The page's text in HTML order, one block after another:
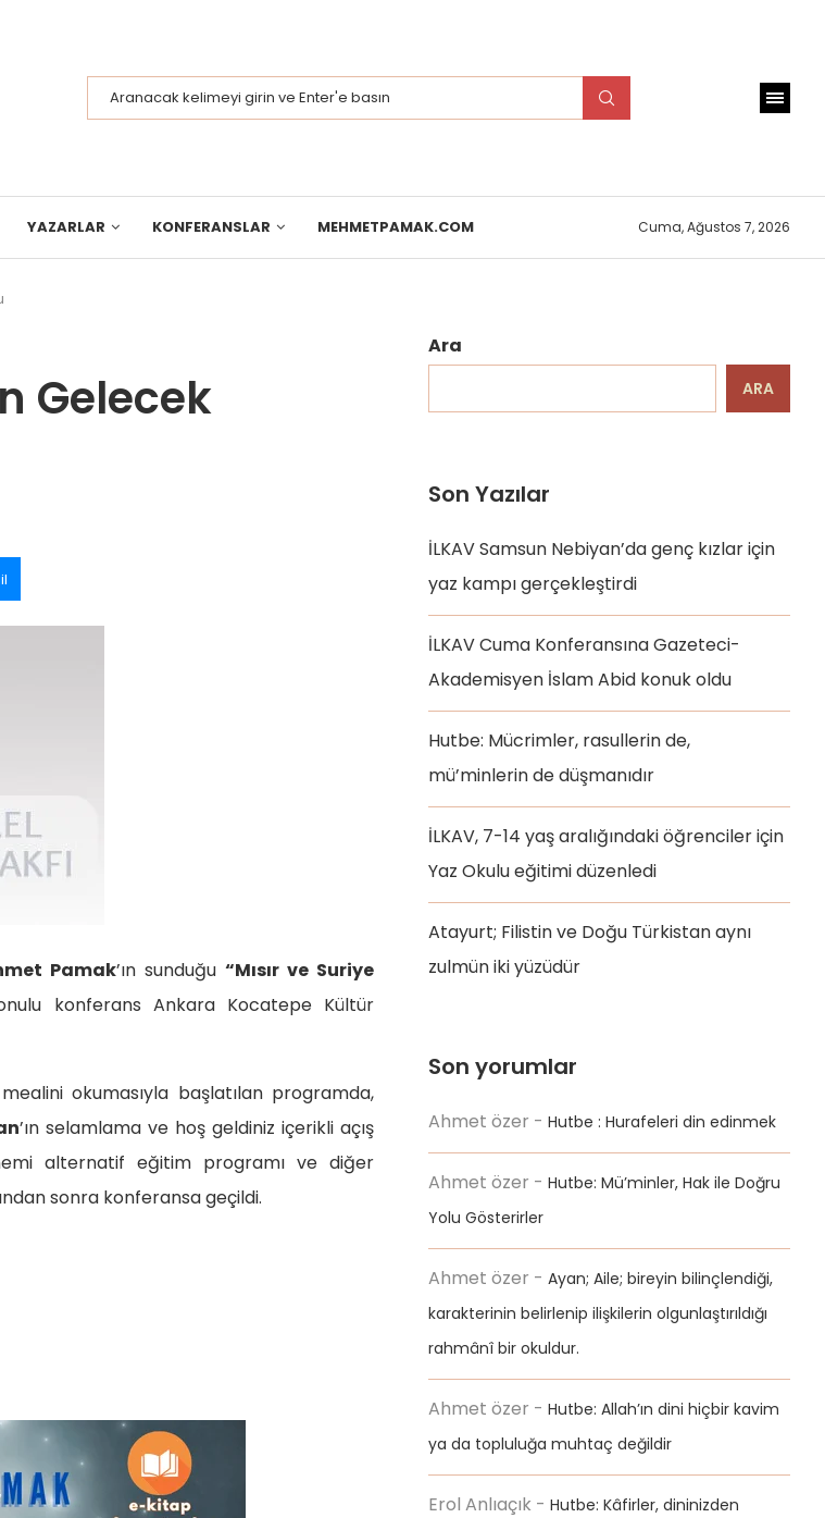
YAZARLAR KONFERANSLAR MEHMETPAMAK.COM Cuma, Ağustos 7, 2026
Gelecek
Pamak’ın sunduğu“Mısır ve Suriye
konferans Ankara Kocatepe Kültür
mealini okumasıyla başlatılan programda,
’ın selamlama ve hoş geldiniz içerikli açış
alternatif eğitim programı ve diğer
sonra konferansa geçildi.
Ara
ARA
Son Yazılar
İLKAV Samsun Nebiyan’da genç kızlar için
yaz kampı gerçekleştirdi
İLKAV Cuma Konferansına Gazeteci-
Akademisyen İslam Abid konuk oldu
Hutbe: Mücrimler, rasullerin de,
mü’minlerin de düşmanıdır
İLKAV, 7-14 yaş aralığındaki öğrenciler için
Yaz Okulu eğitimi düzenledi
Atayurt; Filistin ve Doğu Türkistan aynı
zulmün iki yüzüdür
Son yorumlar
Ahmet özer -Hutbe : Hurafeleri din edinmek
Ahmet özer -Hutbe: Mü’minler, Hak ile Doğru
Yolu Gösterirler
Ahmet özer -Ayan; Aile; bireyin bilinçlendiği,
karakterinin belirlenip ilişkilerin olgunlaştırıldığı
rahmânî bir okuldur.
Ahmet özer -Hutbe: Allah’ın dini hiçbir kavim
ya da topluluğa muhtaç değildir
Erol Anlıaçık -Hutbe: Kâfirler, dininizden